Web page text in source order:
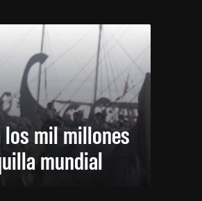
los mil millones
mundial